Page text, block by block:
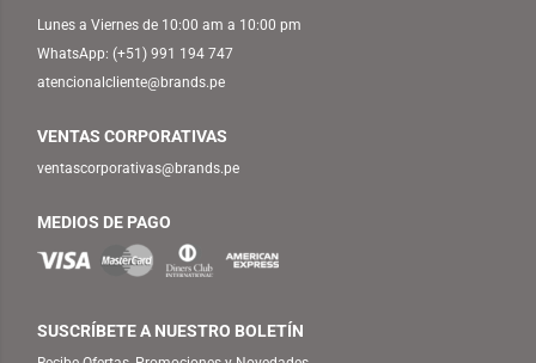
Lunes a Viernes de 10:00 am a 10:00 pm
WhatsApp: (+51) 991 194 747
atencionalcliente@brands.pe
VENTAS CORPORATIVAS
ventascorporativas@brands.pe
MEDIOS DE PAGO
SUSCRÍBETE A NUESTRO BOLETÍN